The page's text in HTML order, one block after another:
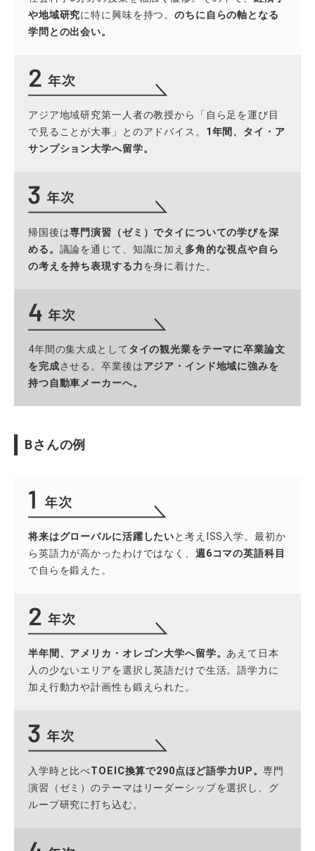
や地域研究に特に興味を持つ。のちに自らの軸となる
学問との出会い。
アジア地域研究第一人者の教授から「自ら足を運び目
で見ることが大事」とのアドバイス。 1年間、タイ・ア
サンプション大学へ留学。
帰国後は専門演習（ゼミ）でタイについての学びを深
める。 議論を通じて、知識に加え 多角的な視点や自ら
の考えを持ち表現する力を身に着けた。
4年間の集大成として タイの観光業をテーマに卒業論文
を完成させる。卒業後はアジア・インド地域に強みを
持つ自動車メーカーへ。
Bさんの例
将来はグローバルに活躍したいと考えISS入学。最初か
ら英語力が高かったわけではなく、 週6コマの英語科目
で自らを鍛えた。
半年間、アメリカ・オレゴン大学へ留学。あえて日本
人の少ないエリアを選択し英語だけで生活。語学力に
加え行動力や計画性も鍛えられた。
入学時と比べTOEIC換算で290点ほど語学力UP。専門
演習（ゼミ）のテーマはリーダーシップを選択し、グ
ループ研究に打ち込む。